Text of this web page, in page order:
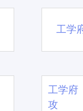
工学
工学府
攻